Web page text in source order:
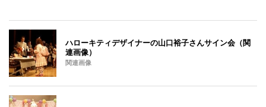
ハローキティデザイナーの山口裕子さんサイン会（関
連画像）
関連画像